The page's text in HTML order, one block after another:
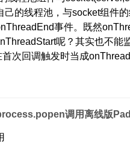
己的线程池，与socket组件
事件。既然
呢？其实也不能
次回调触发时当成
调用离线版